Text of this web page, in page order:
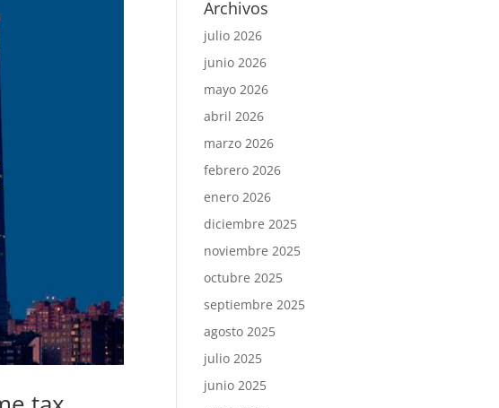
Archivos
julio 2026
junio 2026
mayo 2026
abril 2026
marzo 2026
febrero 2026
enero 2026
diciembre 2025
noviembre 2025
octubre 2025
septiembre 2025
agosto 2025
julio 2025
junio 2025